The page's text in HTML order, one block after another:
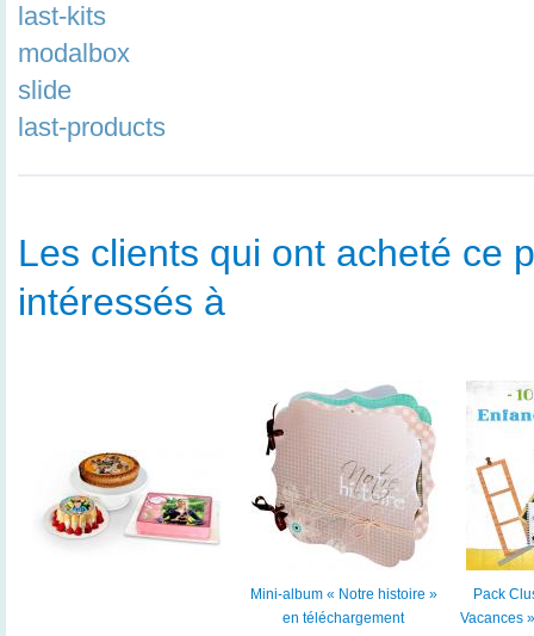
last-kits
modalbox
slide
last-products
Les clients qui ont acheté ce
intéressés à
Mini-album « Notre histoire »
en téléchargement
Pack
Vacances